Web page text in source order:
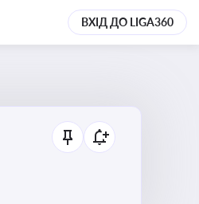
ВХІД ДО LIGA360